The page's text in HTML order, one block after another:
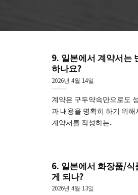
9. 일본에서 계약서는
하나요?
2026년 4월 14일
계약은 구두약속만으로도
과 내용을 명확히 하기 위
계약서를 작성하는..
6. 일본에서 화장품/
게 되나?
2026년 4월 13일